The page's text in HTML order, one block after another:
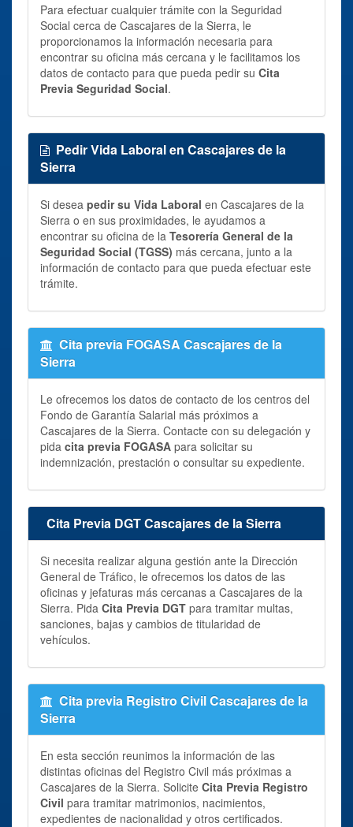
Para efectuar cualquier trámite con la Seguridad
Social cerca de Cascajares de la Sierra, le
proporcionamos la información necesaria para
encontrar su oficina más cercana y le facilitamos los
datos de contacto para que pueda pedir su Cita
Previa Seguridad Social.
Pedir Vida Laboral en Cascajares de la
Sierra
Si desea pedir su Vida Laboral en Cascajares de la
Sierra o en sus proximidades, le ayudamos a
encontrar su oficina de la Tesorería General de la
Seguridad Social (TGSS) más cercana, junto a la
información de contacto para que pueda efectuar este
trámite.
Cita previa FOGASA Cascajares de la
Sierra
Le ofrecemos los datos de contacto de los centros del
Fondo de Garantía Salarial más próximos a
Cascajares de la Sierra. Contacte con su delegación y
pida cita previa FOGASA para solicitar su
indemnización, prestación o consultar su expediente.
Cita Previa DGT Cascajares de la Sierra
Si necesita realizar alguna gestión ante la Dirección
General de Tráfico, le ofrecemos los datos de las
oficinas y jefaturas más cercanas a Cascajares de la
Sierra. Pida Cita Previa DGT para tramitar multas,
sanciones, bajas y cambios de titularidad de
vehículos.
Cita previa Registro Civil Cascajares de la
Sierra
En esta sección reunimos la información de las
distintas oficinas del Registro Civil más próximas a
Cascajares de la Sierra. Solicite Cita Previa Registro
Civil para tramitar matrimonios, nacimientos,
expedientes de nacionalidad y otros certificados.